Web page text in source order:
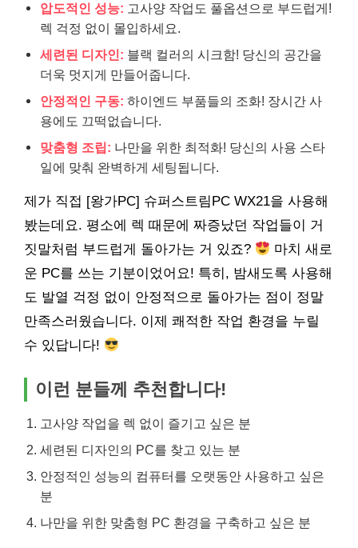
압도적인 성능: 고사양 작업도 풀옵션으로 부드럽게!
렉 걱정 없이 몰입하세요.
세련된 디자인: 블랙 컬러의 시크함! 당신의 공간을
더욱 멋지게 만들어줍니다.
안정적인 구동: 하이엔드 부품들의 조화! 장시간 사
용에도 끄떡없습니다.
맞춤형 조립: 나만을 위한 최적화! 당신의 사용 스타
일에 맞춰 완벽하게 세팅됩니다.
제가 직접 [왕가PC] 슈퍼스트림PC WX21을 사용해
봤는데요. 평소에 렉 때문에 짜증났던 작업들이 거
짓말처럼 부드럽게 돌아가는 거 있죠?
마치 새로
운 PC를 쓰는 기분이었어요! 특히, 밤새도록 사용해
도 발열 걱정 없이 안정적으로 돌아가는 점이 정말
만족스러웠습니다. 이제 쾌적한 작업 환경을 누릴
수 있답니다!
이런 분들께 추천합니다!
고사양 작업을 렉 없이 즐기고 싶은 분
세련된 디자인의 PC를 찾고 있는 분
안정적인 성능의 컴퓨터를 오랫동안 사용하고 싶은
분
나만을 위한 맞춤형 PC 환경을 구축하고 싶은 분